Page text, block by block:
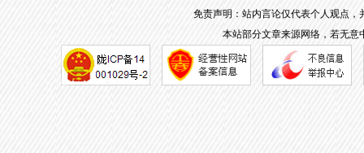
免责声明：站内言论仅代表个人观点
本站部分文章来源网络，若无意